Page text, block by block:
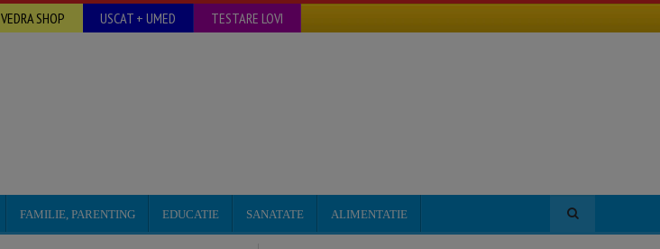
VEDRA SHOP USCAT + UMED TESTARE LOVI
FAMILIE, PARENTING EDUCATIE SANATATE ALIMENTATIE